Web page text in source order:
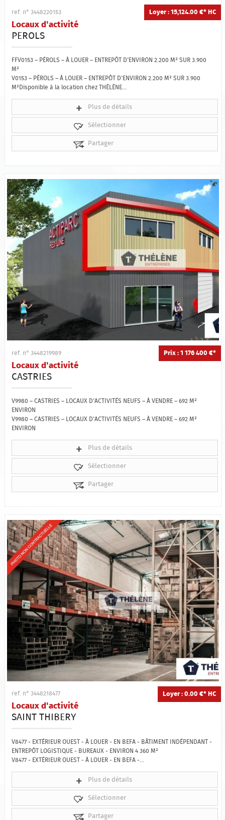
Loyer : 15,124.00 €* HC
ref. n° 3448220153
Locaux d'activité
PEROLS
FFV0153 – PÉROLS – À LOUER – ENTREPÔT D'ENVIRON 2.200 M² SUR 3.900
M²
V0153 – PÉROLS – À LOUER – ENTREPÔT D'ENVIRON 2.200 M² SUR 3.900
M²Disponible à la location chez THÉLÈNE...
Plus de détails
Sélectionner
Partager
Prix : 1 176 400 €*
ref. n° 3448219989
Locaux d'activité
CASTRIES
V9980 – CASTRIES – LOCAUX D'ACTIVITÉS NEUFS – À VENDRE – 692 M²
ENVIRON
V9980 – CASTRIES – LOCAUX D'ACTIVITÉS NEUFS – À VENDRE – 692 M²
ENVIRON
Plus de détails
Sélectionner
Partager
Loyer : 0.00 €* HC
ref. n° 3448218477
Locaux d'activité
SAINT THIBERY
V8477 - EXTÉRIEUR OUEST - À LOUER - EN BEFA - BÂTIMENT INDÉPENDANT -
ENTREPÔT LOGISTIQUE - BUREAUX - ENVIRON 4 360 M²
V8477 - EXTÉRIEUR OUEST - À LOUER - EN BEFA -...
Plus de détails
Sélectionner
Partager